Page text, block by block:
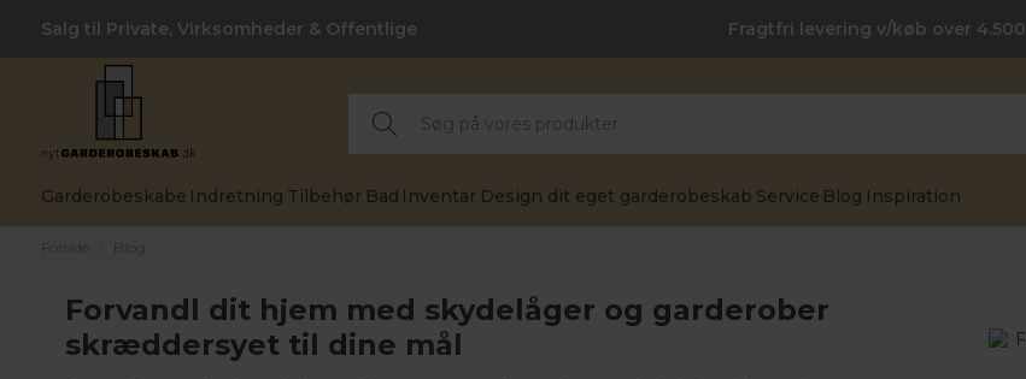
Salg til Private, Virksomheder & Offentlige Fragtfri levering v/køb over 4.500
Garderobeskabe Indretning Tilbehør Bad Inventar Design dit eget garderobeskab Service Blog Inspiration
Forvandl dit hjem med skydelåger og garderober
skræddersyet til dine mål